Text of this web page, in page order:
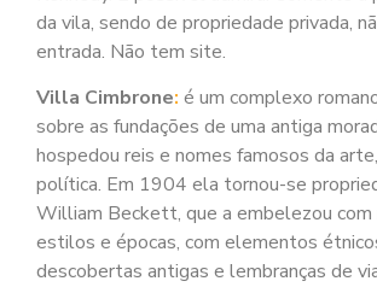
da vila, sendo de propriedade privada,
entrada. Não tem site.
Villa Cimbrone: é um complexo
sobre as fundações de uma antiga
hospedou reis e nomes famosos da
política. Em 1904 ela tornou-se
William Beckett, que a embelezou com
estilos e épocas, com elementos
descobertas antigas e lembranças de